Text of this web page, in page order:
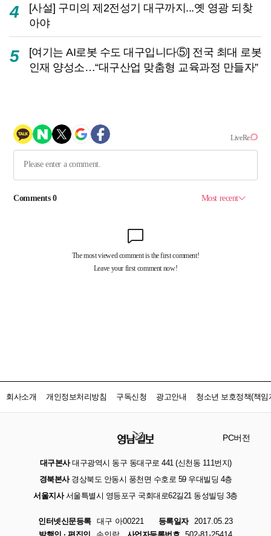
4
[사설] 구미의 제2전성기 대구까지...옛 영광 되찾
아야
5
[여기는 AI로봇 수도 대구입니다⑤] 전국 최대 로봇
인재 양성소…“대구산업 맞춤형 교육과정 만들자”
회사소개 개인정보처리방침 구독신청 광고안내 청소년 보호정책(책임
PC버전
대구본사대구광역시 동구 동대구로 441 (신천동 111번지)
경북본사경상북도 안동시 풍천면 수호로 59 우대빌딩 4층
서울지사서울특별시 영등포구 국회대로62길21 동성빌딩 3층
인터넷신문등록 대구 아00221 등록일자
2017.05.23